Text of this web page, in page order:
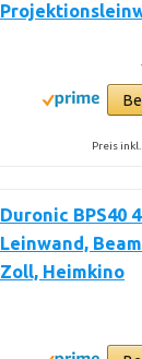
Preis
Duronic BPS40
Leinwand,
Zoll, Heimkino